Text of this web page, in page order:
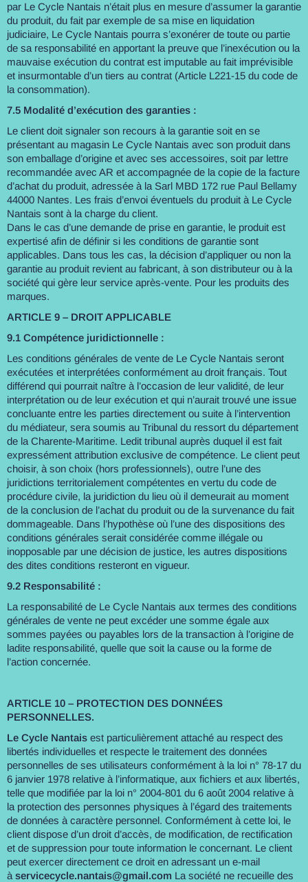
par Le Cycle Nantais n’était plus en mesure d’assumer la garantie
du produit, du fait par exemple de sa mise en liquidation
judiciaire, Le Cycle Nantais pourra s’exonérer de toute ou partie
de sa responsabilité en apportant la preuve que l’inexécution ou la
mauvaise exécution du contrat est imputable au fait imprévisible
et insurmontable d’un tiers au contrat (Article L221-15 du code de
la consommation).
7.5 Modalité d’exécution des garanties :
Le client doit signaler son recours à la garantie soit en se
présentant au magasin Le Cycle Nantais avec son produit dans
son emballage d’origine et avec ses accessoires, soit par lettre
recommandée avec AR et accompagnée de la copie de la facture
d’achat du produit, adressée à la Sarl MBD 172 rue Paul Bellamy
44000 Nantes. Les frais d’envoi éventuels du produit à Le Cycle
Nantais sont à la charge du client.
Dans le cas d’une demande de prise en garantie, le produit est
expertisé afin de définir si les conditions de garantie sont
applicables. Dans tous les cas, la décision d’appliquer ou non la
garantie au produit revient au fabricant, à son distributeur ou à la
société qui gère leur service après-vente. Pour les produits des
marques.
ARTICLE 9 – DROIT APPLICABLE
9.1 Compétence juridictionnelle :
Les conditions générales de vente de Le Cycle Nantais seront
exécutées et interprétées conformément au droit français. Tout
différend qui pourrait naître à l’occasion de leur validité, de leur
interprétation ou de leur exécution et qui n’aurait trouvé une issue
concluante entre les parties directement ou suite à l’intervention
du médiateur, sera soumis au Tribunal du ressort du département
de la Charente-Maritime. Ledit tribunal auprès duquel il est fait
expressément attribution exclusive de compétence. Le client peut
choisir, à son choix (hors professionnels), outre l’une des
juridictions territorialement compétentes en vertu du code de
procédure civile, la juridiction du lieu où il demeurait au moment
de la conclusion de l’achat du produit ou de la survenance du fait
dommageable. Dans l’hypothèse où l’une des dispositions des
conditions générales serait considérée comme illégale ou
inopposable par une décision de justice, les autres dispositions
des dites conditions resteront en vigueur.
9.2 Responsabilité :
La responsabilité de Le Cycle Nantais aux termes des conditions
générales de vente ne peut excéder une somme égale aux
sommes payées ou payables lors de la transaction à l’origine de
ladite responsabilité, quelle que soit la cause ou la forme de
l’action concernée.
ARTICLE 10 – PROTECTION DES DONNÉES
PERSONNELLES.
Le Cycle Nantais est particulièrement attaché au respect des
libertés individuelles et respecte le traitement des données
personnelles de ses utilisateurs conformément à la loi n° 78-17 du
6 janvier 1978 relative à l’informatique, aux fichiers et aux libertés,
telle que modifiée par la loi n° 2004-801 du 6 août 2004 relative à
la protection des personnes physiques à l’égard des traitements
de données à caractère personnel. Conformément à cette loi, le
client dispose d’un droit d’accès, de modification, de rectification
et de suppression pour toute information le concernant. Le client
peut exercer directement ce droit en adressant un e-mail
à servicecycle.nantais@gmail.com La société ne recueille des